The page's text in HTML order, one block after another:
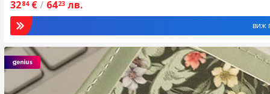
3284 €/ 6423 лв.
виж